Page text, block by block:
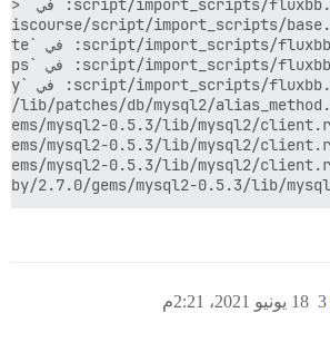
18 يونيو 2021، 2:21م 3